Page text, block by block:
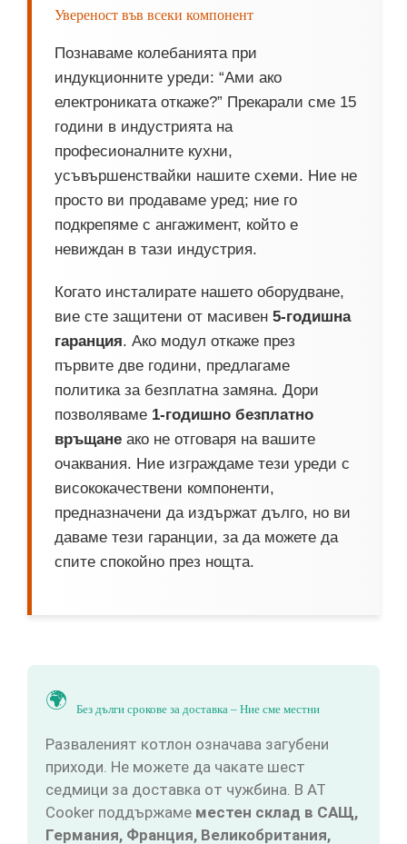
Увереност във всеки компонент
Познаваме колебанията при
индукционните уреди: “Ами ако
електрониката откаже?” Прекарали сме 15
години в индустрията на
професионалните кухни,
усъвършенствайки нашите схеми. Ние не
просто ви продаваме уред; ние го
подкрепяме с ангажимент, който е
невиждан в тази индустрия.
Когато инсталирате нашето оборудване,
вие сте защитени от масивен 5-годишна
гаранция. Ако модул откаже през
първите две години, предлагаме
политика за безплатна замяна. Дори
позволяваме 1-годишно безплатно
връщане ако не отговаря на вашите
очаквания. Ние изграждаме тези уреди с
висококачествени компоненти,
предназначени да издържат дълго, но ви
даваме тези гаранции, за да можете да
спите спокойно през нощта.
🌍 Без дълги срокове за доставка – Ние сме местни
Разваленият котлон означава загубени
приходи. Не можете да чакате шест
седмици за доставка от чужбина. В AT
Cooker поддържаме местен склад в САЩ,
Германия, Франция, Великобритания,